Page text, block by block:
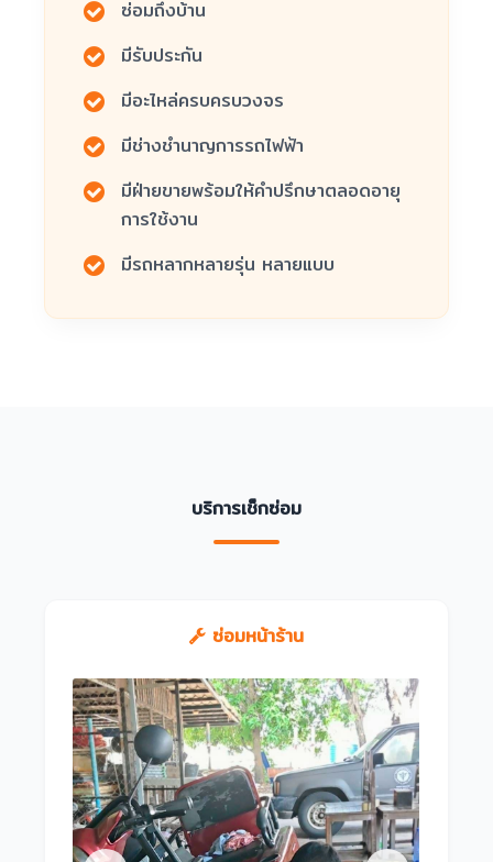
ซ่อมถึงบ้าน
มีรับประกัน
มีอะไหล่ครบครบวงจร
มีช่างชำนาญการรถไฟฟ้า
มีฝ่ายขายพร้อมให้คำปรึกษาตลอดอายุ
การใช้งาน
มีรถหลากหลายรุ่น หลายแบบ
บริการเช็กซ่อม
ซ่อมหน้าร้าน